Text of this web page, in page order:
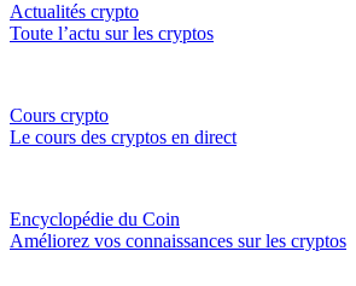
Actualités crypto
Toute l’actu sur les cryptos
Cours crypto
Le cours des cryptos en direct
Encyclopédie du Coin
Améliorez vos connaissances sur les cryptos